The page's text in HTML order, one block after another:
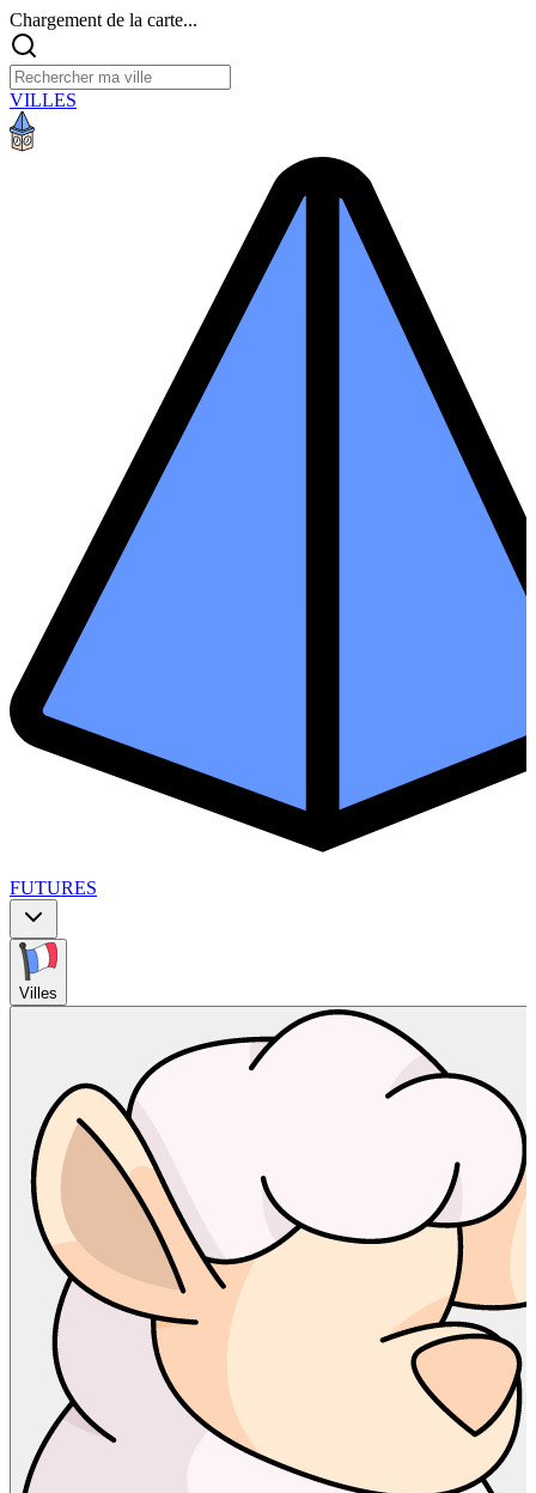
Chargement de la carte...
VILLES
FUTURES
Villes